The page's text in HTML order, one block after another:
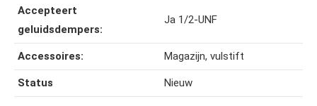
Accepteert
geluidsdempers:
Ja 1/2-UNF
Accessoires: Magazijn, vulstift
Status Nieuw